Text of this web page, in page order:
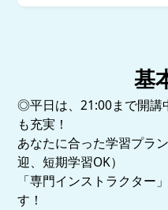
基
◎平日は、21:00まで開講
も充実！
あなたに合った学習プラ
迎、短期学習OK）
「専門インストラクター
す！